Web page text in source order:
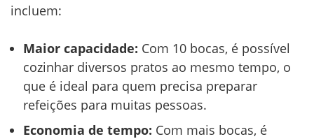
incluem:
Maior capacidade: Com 10 bocas, é possível
cozinhar diversos pratos ao mesmo tempo, o
que é ideal para quem precisa preparar
refeições para muitas pessoas.
Economia de tempo: Com mais bocas, é